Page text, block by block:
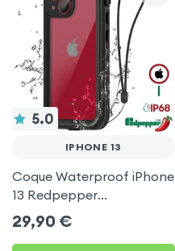
5.0
IPHONE 13
Coque Waterproof iPhone
13 Redpepper
Transparent Contour Noir
29,90 €